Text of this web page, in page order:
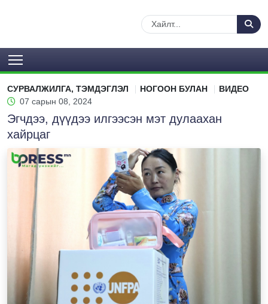
СУРВАЛЖИЛГА, ТЭМДЭГЛЭЛ НОГООН БУЛАН
ВИДЕО
07 сарын 08, 2024
Эгчдээ, дүүдээ илгээсэн мэт дулаахан
хайрцаг